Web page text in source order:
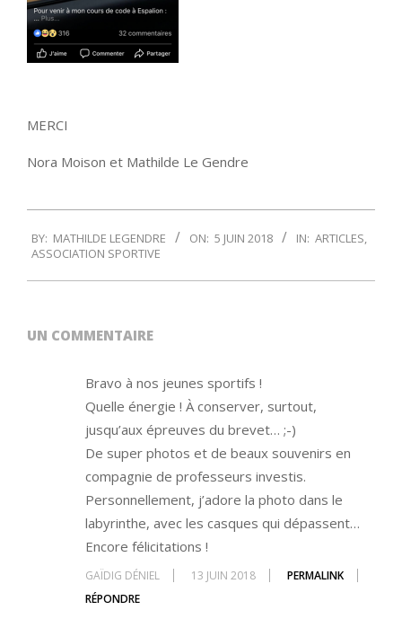
MERCI
Nora Moison et Mathilde Le Gendre
06-
BY: MATHILDE LEGENDRE ON: 5 JUIN 2018 IN: ARTICLES,
ASSOCIATION SPORTIVE
UN COMMENTAIRE
Bravo à nos jeunes sportifs !
Quelle énergie ! À conserver, surtout,
jusqu’aux épreuves du brevet… ;-)
De super photos et de beaux souvenirs en
compagnie de professeurs investis.
Personnellement, j’adore la photo dans le
labyrinthe, avec les casques qui dépassent…
Encore félicitations !
GAÏDIG DÉNIEL 13 JUIN 2018
PERMALINK
RÉPONDRE